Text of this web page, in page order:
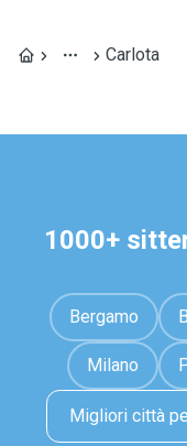
Carlota
1000+
Bergamo
Milano
Migliori città